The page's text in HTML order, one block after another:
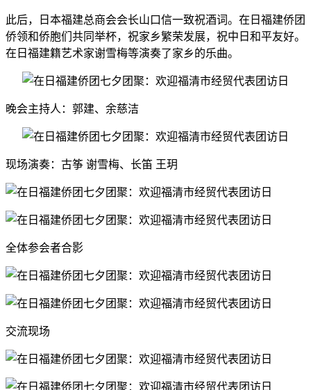
此后，日本福建总商会会长山口信一致祝酒词。在日福建侨团
侨领和侨胞们共同举杯，祝家乡繁荣发展，祝中日和平友好。
在日福建籍艺术家谢雪梅等演奏了家乡的乐曲。
晚会主持人：郭建、余慈洁
现场演奏：古筝 谢雪梅、长笛 王玥
全体参会者合影
交流现场